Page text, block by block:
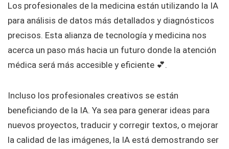
Los profesionales de la medicina están utilizando la IA
para análisis de datos más detallados y diagnósticos
precisos. Esta alianza de tecnología y medicina nos
acerca un paso más hacia un futuro donde la atención
médica será más accesible y eficiente 💕.
Incluso los profesionales creativos se están
beneficiando de la IA. Ya sea para generar ideas para
nuevos proyectos, traducir y corregir textos, o mejorar
la calidad de las imágenes, la IA está demostrando ser